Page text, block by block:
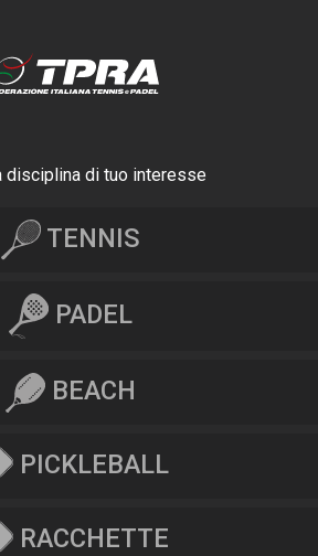
disciplina di tuo interesse
TENNIS
PADEL
BEACH
PICKLEBALL
RACCHETTE